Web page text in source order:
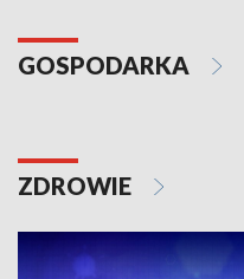
GOSPODARKA
ZDROWIE